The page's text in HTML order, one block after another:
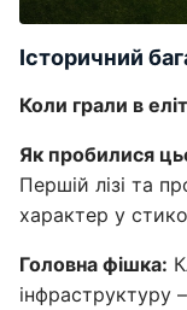
Історичний
Коли грали в
Як пробилися
Першій лізі та
характер у
Головна фішка:
інфраструктуру